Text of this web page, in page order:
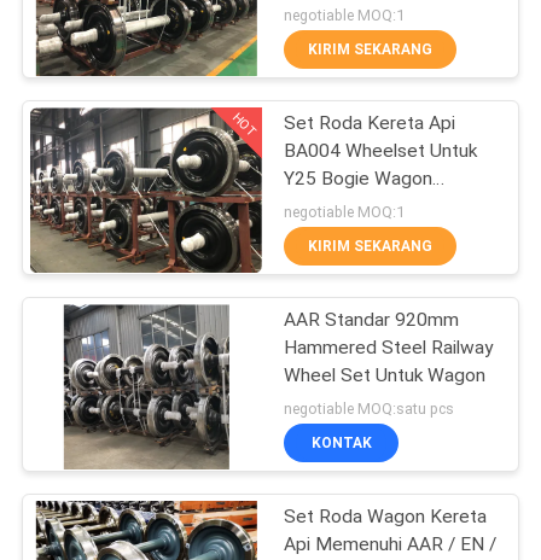
SITEMAP
PRIVACY
POLICY
Set roda kereta api
Roda Rel Baja
20
3
negotiable MOQ:1
KIRIM SEKARANG
HOT
Set Roda Kereta Api
BA004 Wheelset Untuk
Y25 Bogie Wagon
Wheelset TSI Sertifikasi
negotiable MOQ:1
KIRIM SEKARANG
AAR Standar 920mm
Hammered Steel Railway
Wheel Set Untuk Wagon
negotiable MOQ:satu pcs
KONTAK
Set Roda Wagon Kereta
Api Memenuhi AAR / EN /